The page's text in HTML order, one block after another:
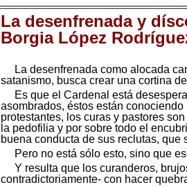
La desenfrenada y
Borgia López
La desenfrenada como alocada
satanismo, busca crear una cortina
Es que el Cardenal está
asombrados, éstos están
protestantes, los curas y pastores
la pedofilia y por sobre todo el
buena conducta de sus reclutas, que
Pero no está sólo esto, sino que
Y resulta que los curanderos,
contradictoriamente- con hacer